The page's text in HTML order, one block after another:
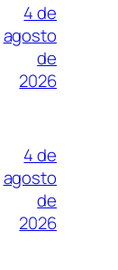
4 de
agosto
de
2026
4 de
agosto
de
2026